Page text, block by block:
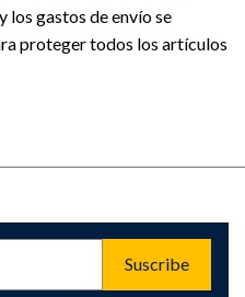
los gastos de envío se
proteger todos los artículos